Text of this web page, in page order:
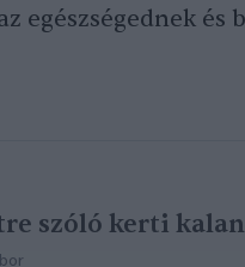
egészségednek és
szóló kerti